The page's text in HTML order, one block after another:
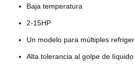
Baja temperatura
2-15HP
Un modelo para múltiples
Alta tolerancia al golpe de